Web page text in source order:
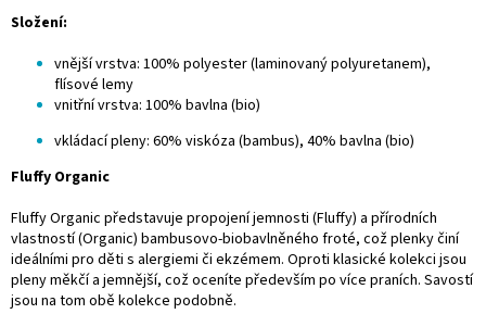
Složení:
vnější vrstva: 100% polyester (laminovaný polyuretanem),
flísové lemy
vnitřní vrstva: 100% bavlna (bio)
vkládací pleny: 60% viskóza (bambus), 40% bavlna (bio)
Fluffy Organic
Fluffy Organic představuje propojení jemnosti (Fluffy) a přírodních
vlastností (Organic) bambusovo-biobavlněného froté, což plenky činí
ideálními pro děti s alergiemi či ekzémem. Oproti klasické kolekci jsou
pleny měkčí a jemnější, což oceníte především po více praních. Savostí
jsou na tom obě kolekce podobně.